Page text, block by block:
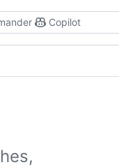
Copilot